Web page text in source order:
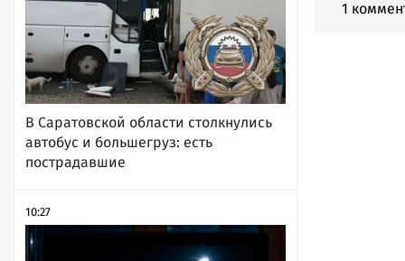
В Саратовской области столкнулись
автобус и большегруз: есть
пострадавшие
10:27
1